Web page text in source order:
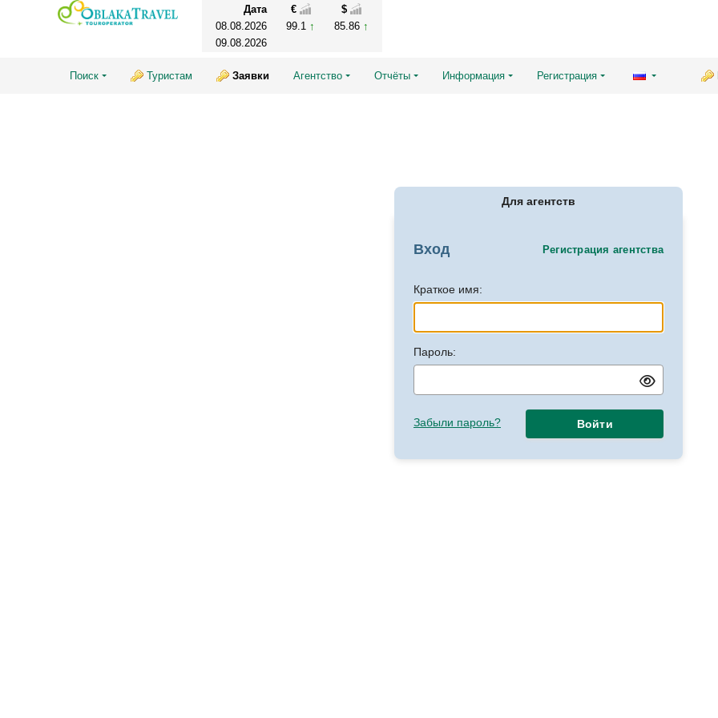
Дата €
$
08.08.2026
99.1
85.86
09.08.2026
Поиск Туристам Заявки Агентство Отчёты Информация Регистрация
Для агентств
Вход Регистрация агентства
Краткое имя:
Пароль:
Забыли пароль? Войти